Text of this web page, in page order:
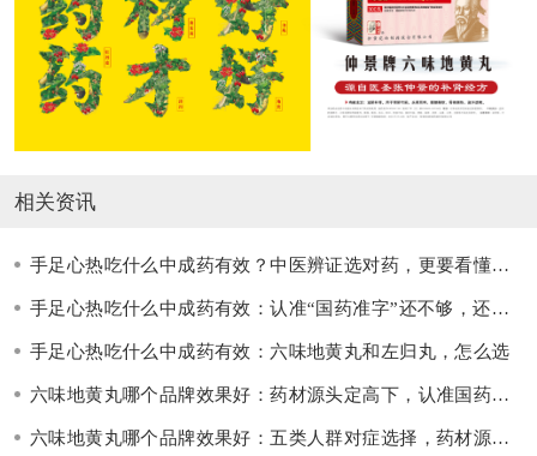
相关资讯
手足心热吃什么中成药有效？中医辨证选对药，更要看懂品质“硬指标”
手足心热吃什么中成药有效：认准“国药准字”还不够，还要看这三点
手足心热吃什么中成药有效：六味地黄丸和左归丸，怎么选
六味地黄丸哪个品牌效果好：药材源头定高下，认准国药准字才可靠
六味地黄丸哪个品牌效果好：五类人群对症选择，药材源头决定品质